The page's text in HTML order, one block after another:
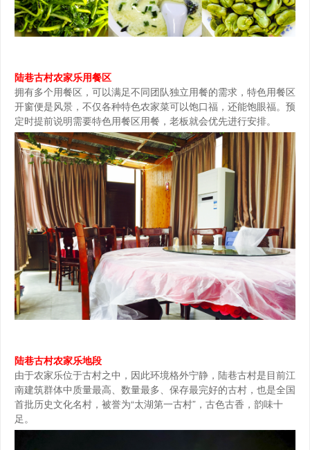
陆巷古村农家乐用餐区
拥有多个用餐区，可以满足不同团队独立用餐的需求，特色用餐区
开窗便是风景，不仅各种特色农家菜可以饱口福，还能饱眼福。预
定时提前说明需要特色用餐区用餐，老板就会优先进行安排。
陆巷古村农家乐地段
由于农家乐位于古村之中，因此环境格外宁静，陆巷古村是目前江
南建筑群体中质量最高、数量最多、保存最完好的古村，也是全国
首批历史文化名村，被誉为“太湖第一古村”，古色古香，韵味十
足。